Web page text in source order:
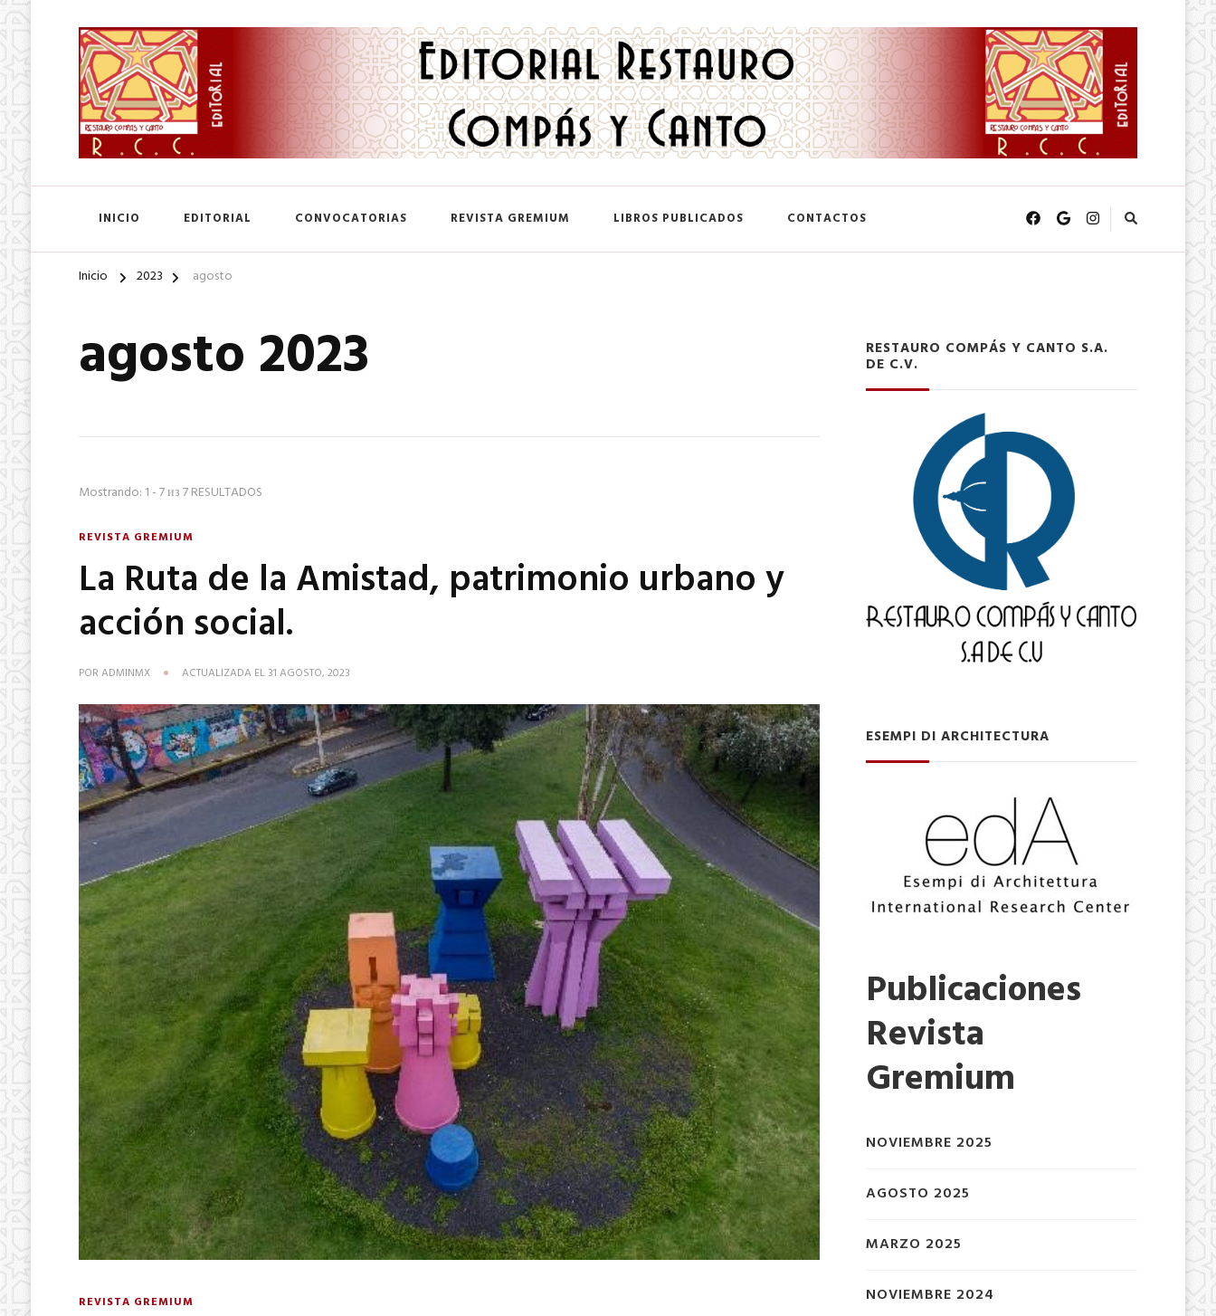
INICIO EDITORIAL CONVOCATORIAS REVISTA GREMIUM LIBROS PUBLICADOS CONTACTOS
Inicio 2023 agosto
agosto 2023
Mostrando: 1 - 7 из 7 RESULTADOS
REVISTA GREMIUM
La Ruta de la Amistad, patrimonio urbano y
acción social.
PORADMINMX ACTUALIZADA EL 31 AGOSTO, 2023
REVISTA GREMIUM
RESTAURO COMPÁS Y CANTO S.A.
DE C.V.
ESEMPI DI ARCHITECTURA
Publicaciones
Revista
Gremium
NOVIEMBRE 2025
AGOSTO 2025
MARZO 2025
NOVIEMBRE 2024